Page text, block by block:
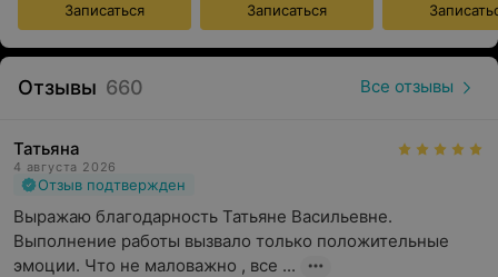
«ЭверестДент» — это стоматология, опирающаяся на
Стоматология сотрудничает с зуботехническими
победителями конкурсов зубных техников. Такой
подход предполагает непосредственное
взаимодействие зубного техника с лечащим врачом и
пациентом, благодаря чему учитываются клиентские
пожелания.
Записаться Записаться
Отзывы 660 Все отзывы
Татьяна
4 августа 2026
Отзыв подтвержден
Выражаю благодарность Татьяне Васильевне.
Выполнение работы вызвало только положительные
эмоции. Что не маловажно , все ...